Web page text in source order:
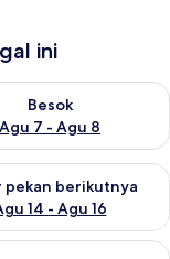
ini
- Agu 7
Besok
Agu 7 - Agu 8
untuk
7 - Agu 9
pekan berikutnya
14 - Agu 16
untuk
| Meja kerja, tirai